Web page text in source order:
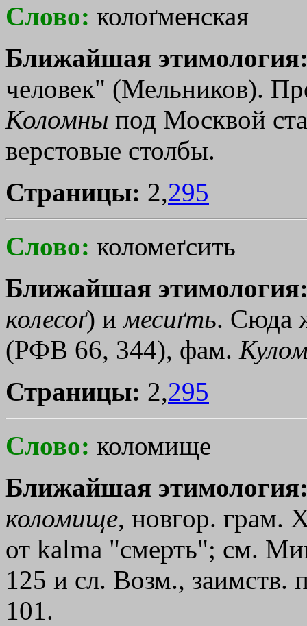
Слово: колоґменская
Ближайшая
человек" (Мельников).
Коломны под Москвой
верстовые столбы.
Страницы: 2,295
Слово: коломеґсить
Ближайшая
колесоґ) имесиґть. Сюда
(РФВ 66, 344), фам.
Страницы: 2,295
Слово: коломище
Ближайшая
коломище, новгор. грам.
от kalma "смерть"; см.
125 и сл. Возм., заимств.
101.